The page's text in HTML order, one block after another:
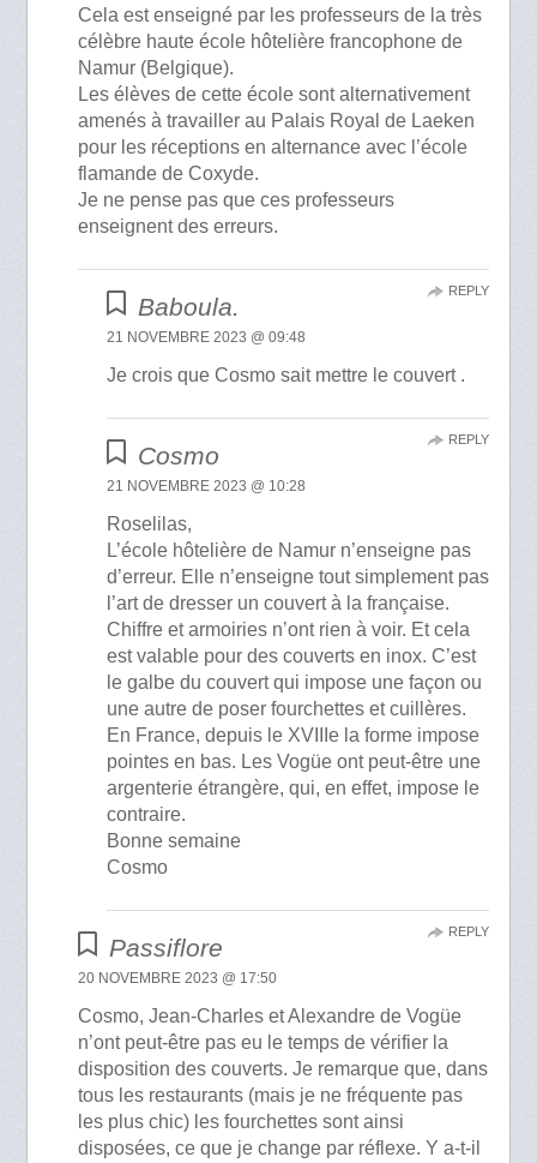
Cela est enseigné par les professeurs de la très
célèbre haute école hôtelière francophone de
Namur (Belgique).
Les élèves de cette école sont alternativement
amenés à travailler au Palais Royal de Laeken
pour les réceptions en alternance avec l’école
flamande de Coxyde.
Je ne pense pas que ces professeurs
enseignent des erreurs.
Baboula.
21 NOVEMBRE 2023 @ 09:48
Je crois que Cosmo sait mettre le couvert .
REPLY
Cosmo
21 NOVEMBRE 2023 @ 10:28
Roselilas,
L’école hôtelière de Namur n’enseigne pas
d’erreur. Elle n’enseigne tout simplement pas
l’art de dresser un couvert à la française.
Chiffre et armoiries n’ont rien à voir. Et cela
est valable pour des couverts en inox. C’est
le galbe du couvert qui impose une façon ou
une autre de poser fourchettes et cuillères.
En France, depuis le XVIIIe la forme impose
pointes en bas. Les Vogüe ont peut-être une
argenterie étrangère, qui, en effet, impose le
contraire.
Bonne semaine
Cosmo
REPLY
Passiflore
20 NOVEMBRE 2023 @ 17:50
Cosmo, Jean-Charles et Alexandre de Vogüe
n’ont peut-être pas eu le temps de vérifier la
disposition des couverts. Je remarque que, dans
tous les restaurants (mais je ne fréquente pas
les plus chic) les fourchettes sont ainsi
disposées, ce que je change par réflexe. Y a-t-il
REPLY